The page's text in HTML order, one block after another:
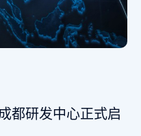
都研发中心正式启